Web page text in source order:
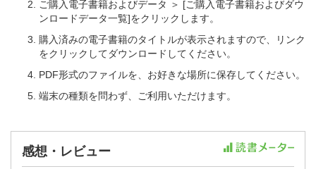
ご購入電子書籍およびデータ ＞ [ご購入電子書籍およびダウ
ンロードデータ一覧]をクリックします。
購入済みの電子書籍のタイトルが表示されますので、リンク
をクリックしてダウンロードしてください。
PDF形式のファイルを、お好きな場所に保存してください。
端末の種類を問わず、ご利用いただけます。
感想・レビュー